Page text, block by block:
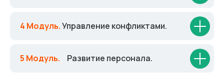
4 Модуль.Управление конфликтами.
5 Модуль. Развитие персонала.